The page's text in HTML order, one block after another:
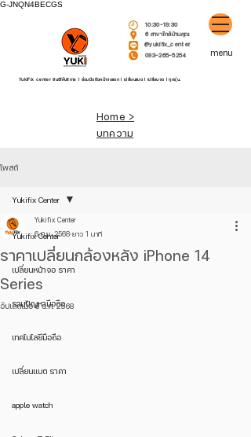
G-JNQN4BECGS
10:30-19:30
6 สาขาใกล้บ้านคุณ
@yukifix_center
093-265-5254
YukiFix center ยินดีให้บริการ l ซ่อมมือถือหน้าจอแตก l เปลี่ยนแบต l เปลี่ยนจอ l ทุกรุ่น.
menu
Home >
บทความ
โพสต์
Yukifix Center
เปลี่ยนหน้าจอ ราคา
รวมปัญหามือถือ
เทคโนโลยีมือถือ
เปลี่ยนแบต ราคา
apple watch
Yukifix Center
ราคาเปลี่ยนกล้องหลัง iPhone 14
Series
Yukifix Center
6 มิ.ย. 2568 ยาว 1 นาที
อัปเดตเมื่อ8 ธ.ค. 2568